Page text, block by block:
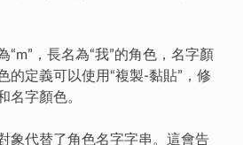
“m”，長名為“我”的角色，名字顏
的定義可以使用“複製-黏貼”，修
名字顏色。
象代替了角色名字字串。這會告